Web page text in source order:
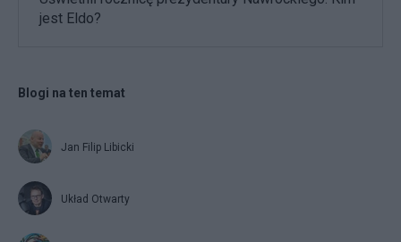
jest Eldo?
Blogi na ten temat
Jan Filip Libicki
Układ Otwarty